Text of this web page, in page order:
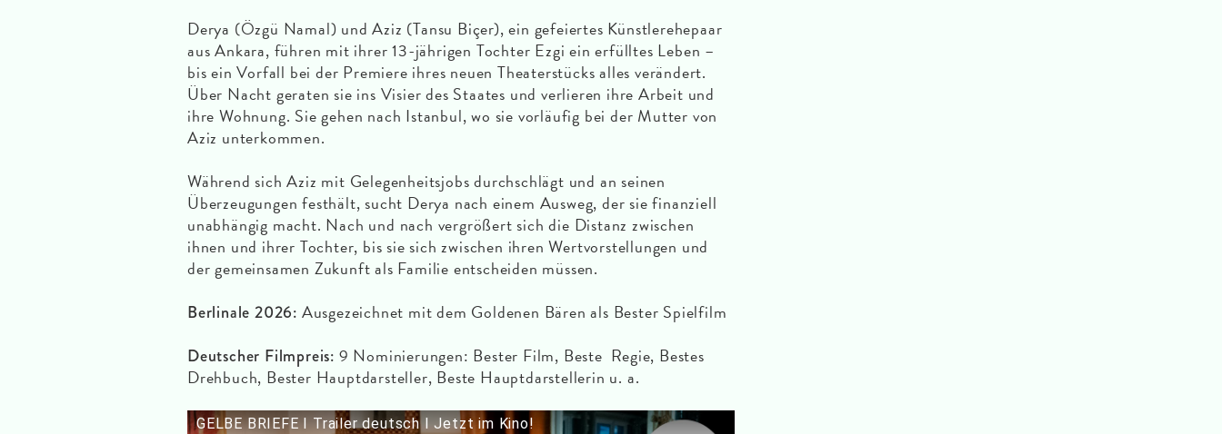
Derya (Özgü Namal) und Aziz (Tansu Biçer), ein gefeiertes Künstlerehepaar
aus Ankara, führen mit ihrer 13-jährigen Tochter Ezgi ein erfülltes Leben –
bis ein Vorfall bei der Premiere ihres neuen Theaterstücks alles verändert.
Über Nacht geraten sie ins Visier des Staates und verlieren ihre Arbeit und
ihre Wohnung. Sie gehen nach Istanbul, wo sie vorläufig bei der Mutter von
Aziz unterkommen.
Während sich Aziz mit Gelegenheitsjobs durchschlägt und an seinen
Überzeugungen festhält, sucht Derya nach einem Ausweg, der sie finanziell
unabhängig macht. Nach und nach vergrößert sich die Distanz zwischen
ihnen und ihrer Tochter, bis sie sich zwischen ihren Wertvorstellungen und
der gemeinsamen Zukunft als Familie entscheiden müssen.
Berlinale 2026: Ausgezeichnet mit dem Goldenen Bären als Bester Spielfilm
Deutscher Filmpreis: 9 Nominierungen: Bester Film, Beste Regie, Bestes
Drehbuch, Bester Hauptdarsteller, Beste Hauptdarstellerin u. a.
GELBE BRIEFE I Trailer deutsch I Jetzt im Kino!